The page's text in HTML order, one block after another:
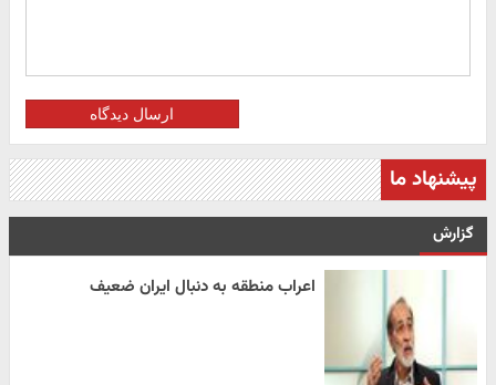
ارسال دیدگاه
پیشنهاد ما
گزارش
اعراب منطقه به دنبال ایران ضعیف